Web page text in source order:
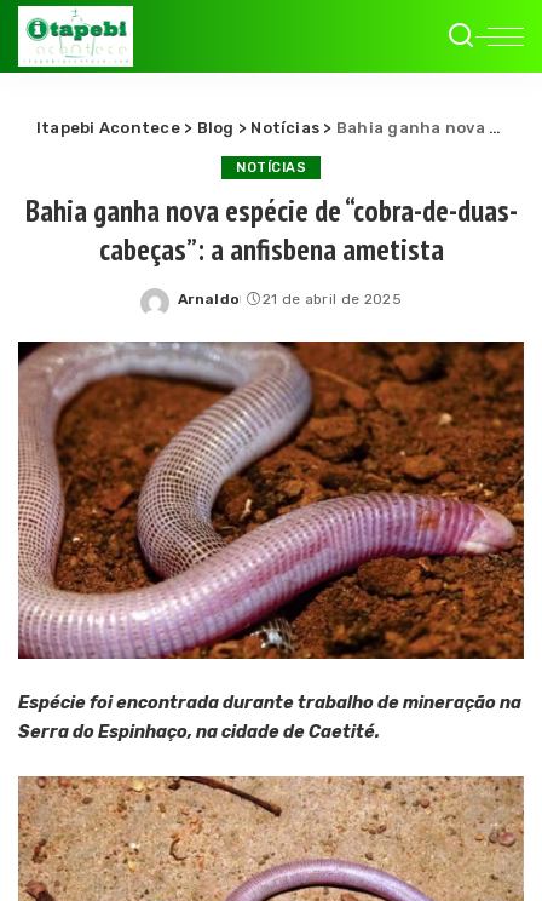
Itapebi Acontece> Blog > Notícias > Bahia ganha nova espécie de “cobra-de-duas-cabeças”: a anfisbena ametista
NOTÍCIAS
Bahia ganha nova espécie de “cobra-de-duas-
cabeças”: a anfisbena ametista
Posted
Arnaldo 21 de abril de 2025
Espécie foi encontrada durante trabalho de mineração na
Serra do Espinhaço, na cidade de Caetité.